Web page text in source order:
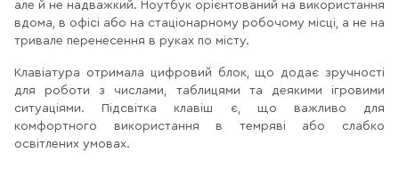
але й не надважкий. Ноутбук орієнтований на використання
вдома, в офісі або на стаціонарному робочому місці, а не на
тривале перенесення в руках по місту.
Клавіатура отримала цифровий блок, що додає зручності
для роботи з числами, таблицями та деякими ігровими
ситуаціями. Підсвітка клавіш є, що важливо для
комфортного використання в темряві або слабко
освітлених умовах.